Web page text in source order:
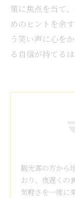
策に焦点を当て
めのヒントを余
う笑い声に心を
る自信が持てるは
観光客の方から
おり、夜遅くの
気軽さを一度に